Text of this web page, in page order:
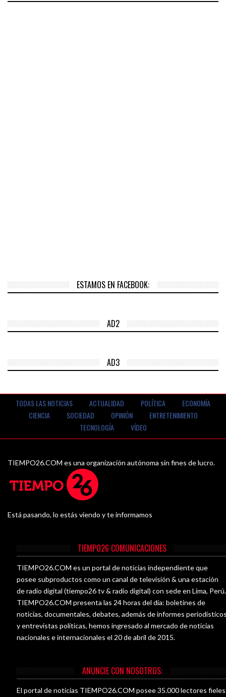
ESTAMOS EN FACEBOOK:
AD2
AD3
TODAS LAS NOTICIAS ACTUALIDAD POLÍTICA
ECONOMÍA
CIENCIA
SOCIEDAD OPINIÓN
ENTRETENIMIENTO
TECNOLOGÍA
VÍDEO
TIEMPO26.COM es una organización autónoma sin fines de lucro.
Está pasando, lo estás viendo y te informamos
TIEMPO26 COMUNICACIONES
TIEMPO26.COM es un portal de noticias independiente que
posee subproductos como un canal de televisión & una estación
de radio digital (tiempo26 tv & radio digital) con sede en Lima, Perú.
TIEMPO26.COM presenta las 24 horas del día: boletines de
noticias, documentales, debates, además de informes
y entrevistas políticas, hemos ingresado al mercado de noticias
nacionales e internacionales el 20 de abril de 2015.
ANUNCIE CON NOSOTROS:
El portal de noticias TIEMPO26.COM posee 35.000 lectores fieles